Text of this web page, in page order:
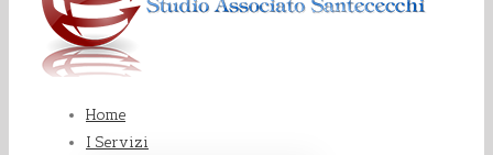
Home
I Servizi